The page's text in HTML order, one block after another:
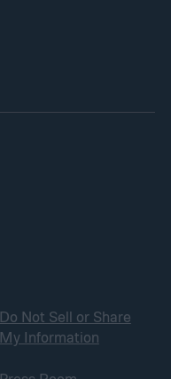
Do Not Sell or Share
My Information